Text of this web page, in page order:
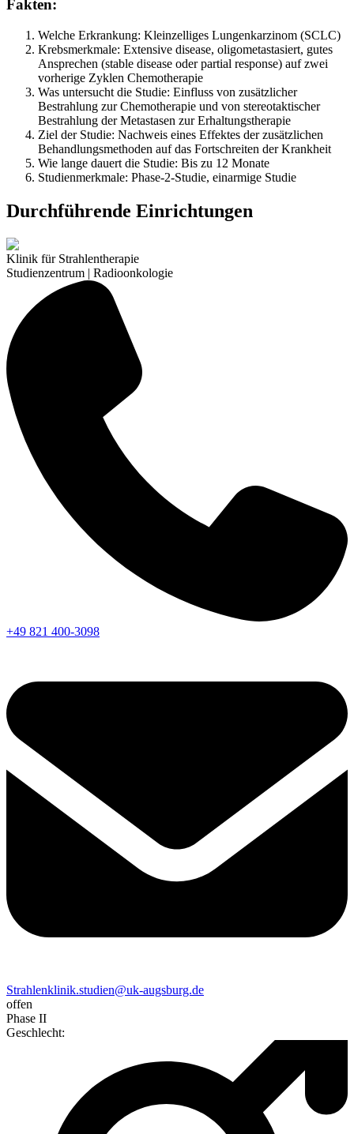
Fakten:
Welche Erkrankung: Kleinzelliges Lungenkarzinom (SCLC)
Krebsmerkmale: Extensive disease, oligometastasiert, gutes
Ansprechen (stable disease oder partial response) auf zwei
vorherige Zyklen Chemotherapie
Was untersucht die Studie: Einfluss von zusätzlicher
Bestrahlung zur Chemotherapie und von stereotaktischer
Bestrahlung der Metastasen zur Erhaltungstherapie
Ziel der Studie: Nachweis eines Effektes der zusätzlichen
Behandlungsmethoden auf das Fortschreiten der Krankheit
Wie lange dauert die Studie: Bis zu 12 Monate
Studienmerkmale: Phase-2-Studie, einarmige Studie
Durchführende Einrichtungen
Klinik für Strahlentherapie
Studienzentrum | Radioonkologie
+49 821 400-3098
Strahlenklinik.studien@uk-augsburg.de
offen
Phase II
Geschlecht: